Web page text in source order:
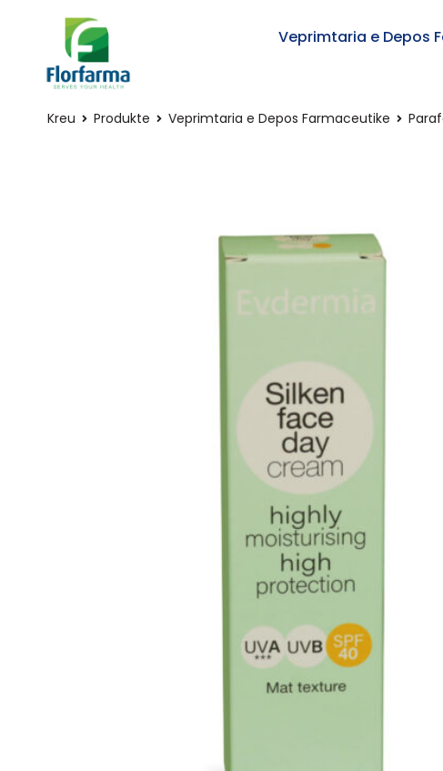
Veprimtaria e Depos
Kreu Produkte Veprimtaria e Depos Farmaceutike